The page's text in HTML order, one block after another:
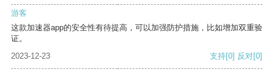
游客
这款加速器app的安全性有待提高，可以加强防护措施，比如增加双重验
证。
2023-12-23
支持[0] 反对[0]